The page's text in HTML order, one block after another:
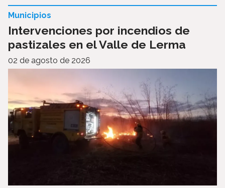
Intervenciones por incendios de
pastizales en el Valle de Lerma
Municipios
02 de agosto de 2026